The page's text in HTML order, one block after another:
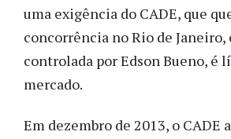
uma exigência do CADE, que
concorrência no Rio de Janeiro,
controlada por Edson Bueno, é
mercado.
Em dezembro de 2013, o CADE